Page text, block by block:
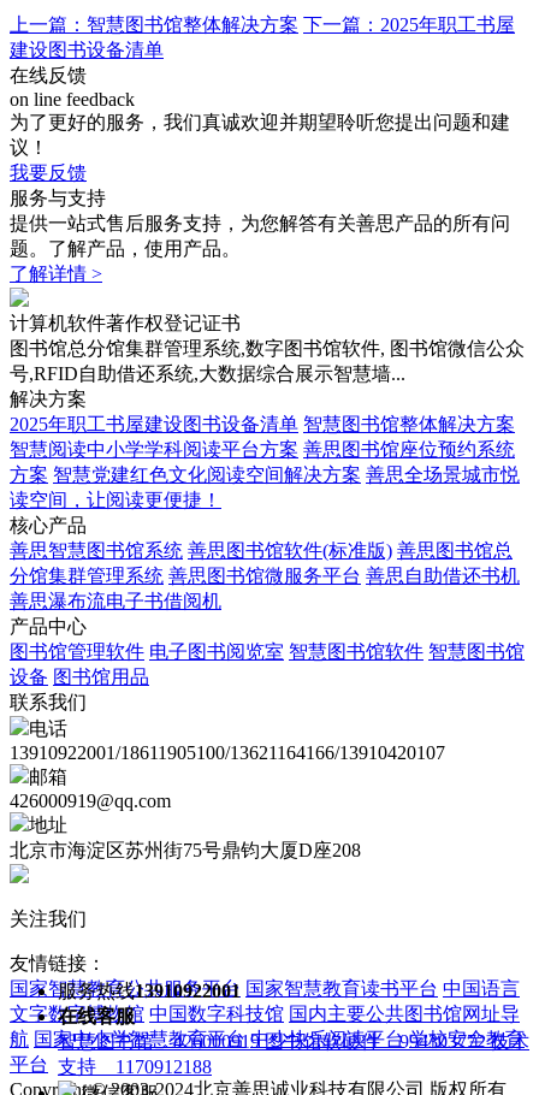
上一篇：智慧图书馆整体解决方案 下一篇：2025年职工书屋
建设图书设备清单
在线反馈
on line feedback
为了更好的服务，我们真诚欢迎并期望聆听您提出问题和建
议！
我要反馈
服务与支持
提供一站式售后服务支持，为您解答有关善思产品的所有问
题。了解产品，使用产品。
了解详情 >
计算机软件著作权登记证书
图书馆总分馆集群管理系统,数字图书馆软件, 图书馆微信公众
号,RFID自助借还系统,大数据综合展示智慧墙...
解决方案
2025年职工书屋建设图书设备清单 智慧图书馆整体解决方案
智慧阅读中小学学科阅读平台方案 善思图书馆座位预约系统
方案 智慧党建红色文化阅读空间解决方案 善思全场景城市悦
读空间，让阅读更便捷！
核心产品
善思智慧图书馆系统 善思图书馆软件(标准版) 善思图书馆总
分馆集群管理系统 善思图书馆微服务平台 善思自助借还书机
善思瀑布流电子书借阅机
产品中心
图书馆管理软件 电子图书阅览室 智慧图书馆软件 智慧图书馆
设备 图书馆用品
联系我们
电话
13910922001/18611905100/13621164166/13910420107
邮箱
426000919@qq.com
地址
北京市海淀区苏州街75号鼎钧大厦D座208
关注我们
友情链接：
国家智慧教育公共服务平台 国家智慧教育读书平台 中国语言
文字数字博物馆 中国数字科技馆 国内主要公共图书馆网址导
航 国家中小学智慧教育平台 中少快乐阅读平台 学校安全教育
平台
Copyright © 2003-2024北京善思诚业科技有限公司 版权所有
服务热线13910922001
在线客服
智慧图书馆 426000919 图书馆软硬件 994303772 技术
支持 1170912188